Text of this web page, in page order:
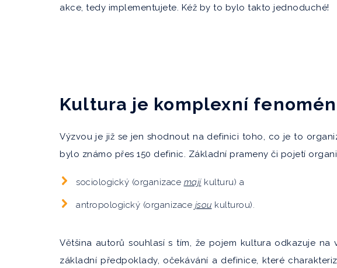
akce, tedy implementujete. Kéž by to bylo takto jednoduché!
Kultura je komplexní fenomén
Výzvou je již se jen shodnout na definici toho, co je to
bylo známo přes 150 definic. Základní prameny či pojetí
sociologický (organizace majíkulturu) a
antropologický (organizace jsou kulturou).
Většina autorů souhlasí s tím, že pojem kultura odkazuje na
základní předpoklady, očekávání a definice, které